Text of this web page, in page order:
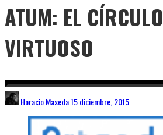
ATUM: EL CÍRCULO
VIRTUOSO
Horacio Maseda15 diciembre, 2015